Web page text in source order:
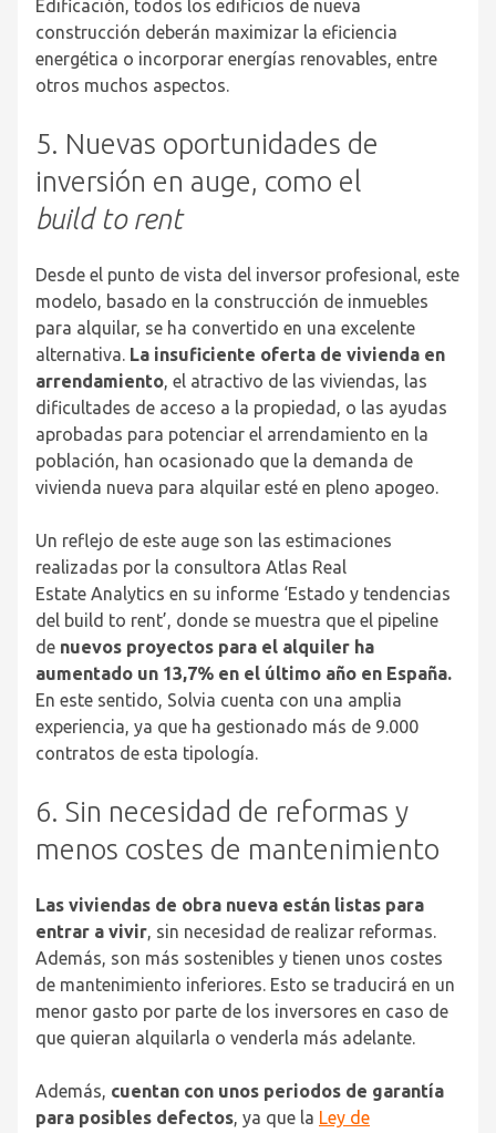
Edificación, todos los edificios de nueva
construcción deberán maximizar la eficiencia
energética o incorporar energías renovables, entre
otros muchos aspectos.
5. Nuevas oportunidades de
inversión en auge, como el
buildto rent
Desde el punto de vista del inversor profesional, este
modelo, basado en la construcción de inmuebles
para alquilar, se ha convertido en una excelente
alternativa. La insuficiente oferta de vivienda en
arrendamiento, el atractivo de las viviendas, las
dificultades de acceso a la propiedad, o las ayudas
aprobadas para potenciar el arrendamiento en la
población, han ocasionado que la demanda de
vivienda nueva para alquilar esté en pleno apogeo.
Un reflejo de este auge son las estimaciones
realizadas por la consultora Atlas Real
Estate Analytics en su informe ‘Estado y tendencias
del build to rent’, donde se muestra que el pipeline
de nuevos proyectos para el alquiler ha
aumentado un 13,7% en el último año en España.
En este sentido, Solvia cuenta con una amplia
experiencia, ya que ha gestionado más de 9.000
contratos de esta tipología.
6. Sin necesidad de reformas y
menos costes de mantenimiento
Las viviendas de obra nueva están listas para
entrar a vivir, sin necesidad de realizar reformas.
Además, son más sostenibles y tienen unos costes
de mantenimiento inferiores. Esto se traducirá en un
menor gasto por parte de los inversores en caso de
que quieran alquilarla o venderla más adelante.
Además, cuentan con unos periodos de garantía
para posibles defectos, ya que la Ley de